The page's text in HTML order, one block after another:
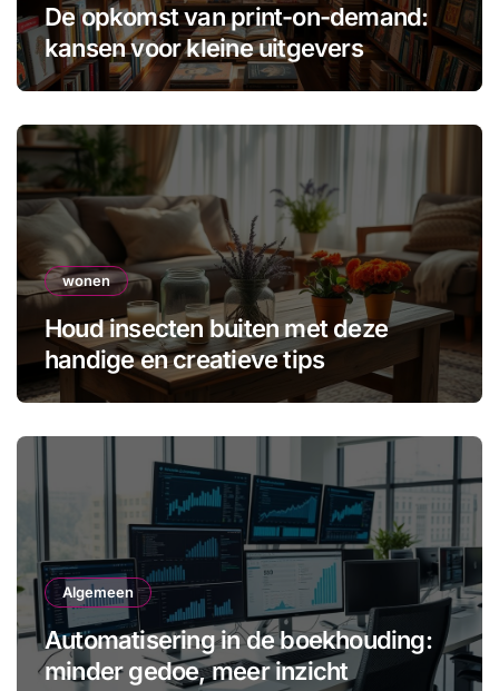
De opkomst van print-on-demand:
kansen voor kleine uitgevers
wonen
Houd insecten buiten met deze
handige en creatieve tips
Algemeen
Automatisering in de boekhouding:
minder gedoe, meer inzicht